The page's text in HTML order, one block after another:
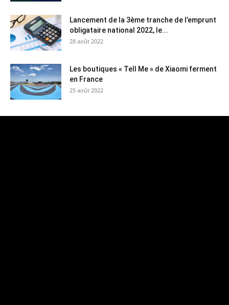
Lancement de la 3ème tranche de l’emprunt
obligataire national 2022, le...
28 août 2022
Les boutiques « Tell Me » de Xiaomi ferment
en France
25 août 2022